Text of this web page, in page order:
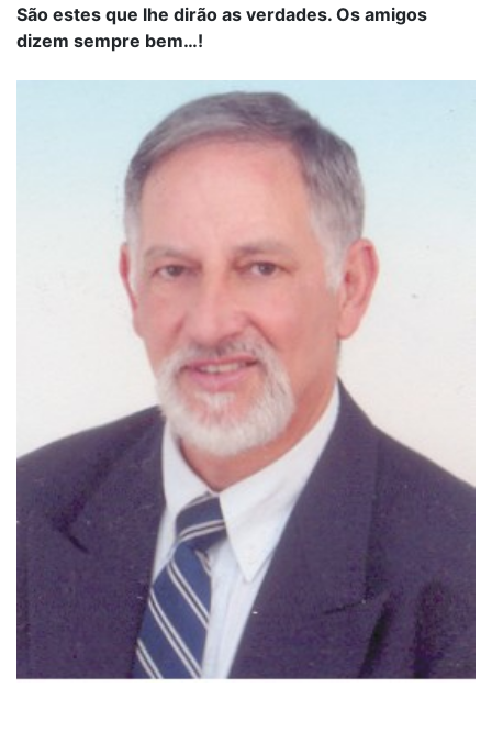
São estes que lhe dirão as verdades. Os amigos
dizem sempre bem…!